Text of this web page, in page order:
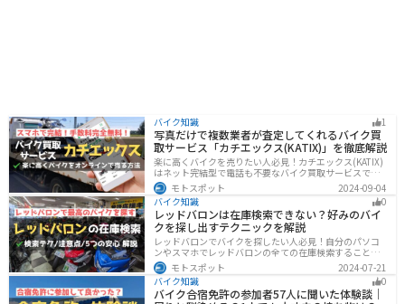
バイク知識 1
写真だけで複数業者が査定してくれるバイク買
取サービス「カチエックス(KATIX)」を徹底解説
楽に高くバイクを売りたい人必見！カチエックス(KATIX)
はネット完結型で電話も不要なバイク買取サービスで
す。バイク情報と写真を登録するだけで、複数のバイク
業者がオークション形式で価格を競い合ってくれるの
で、何もせず最高値でバイクを売ることができます。
モトスポット
2024-09-04
バイク知識
0
レッドバロンは在庫検索できない？好みのバイ
クを探し出すテクニックを解説
レッドバロンでバイクを探したい人必見！自分のパソコ
ンやスマホでレッドバロンの全ての在庫検索することは
不可能です。自分に合ったバイクを探すためには、店舗
に行きイントラネットで探してもらう必要があります。
その際の注意点や自分に合ったバイクを見つけるテクニ
ックをまとめました。
モトスポット
2024-07-21
バイク知識
0
バイク合宿免許の参加者57人に聞いた体験談｜